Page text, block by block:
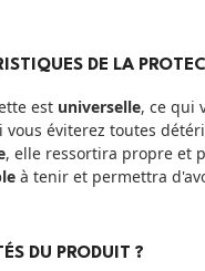
DE LA
est universelle, ce qui
éviterez toutes
, elle ressortira propre et
à tenir et permettra
DU PRODUIT ?